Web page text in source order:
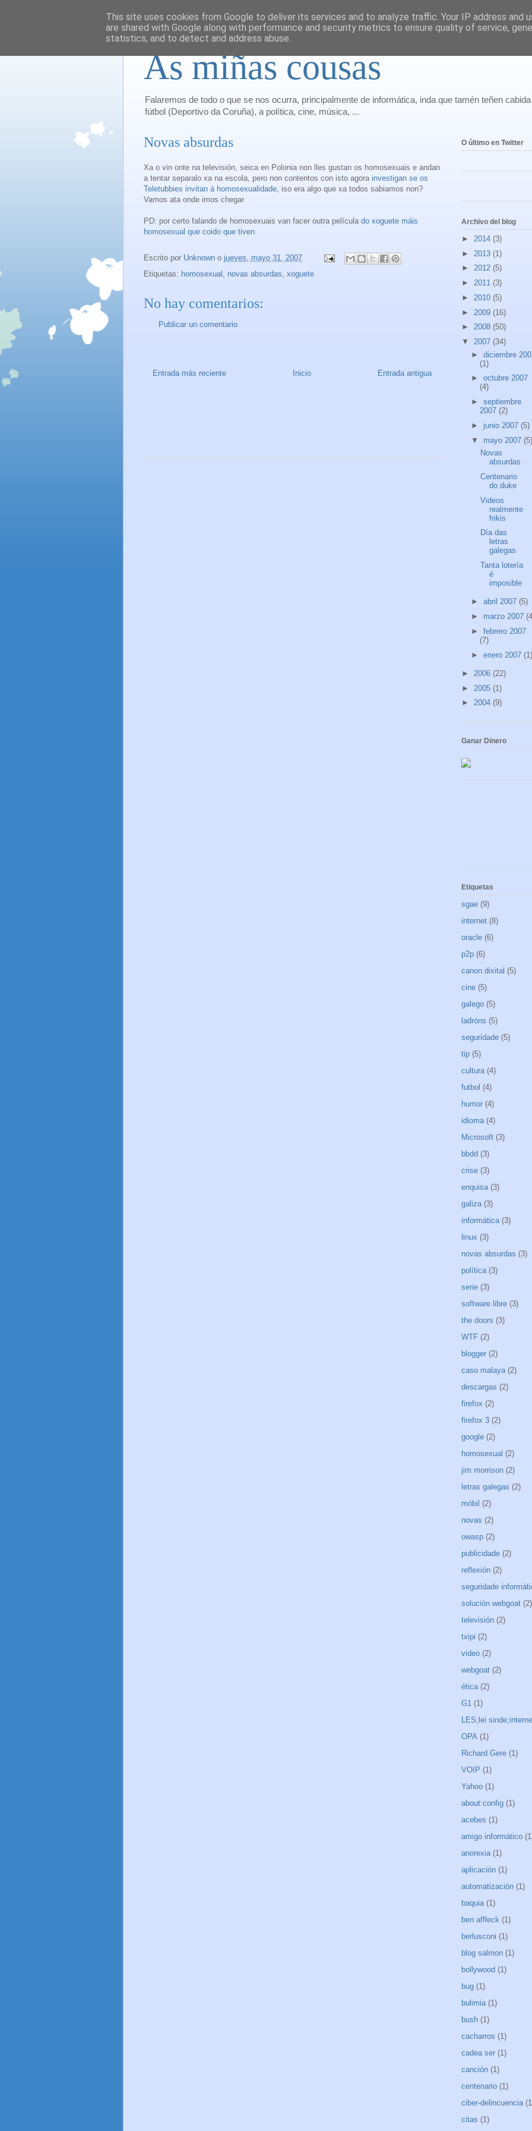
As miñas cousas
Falaremos de todo o que se nos ocurra, principalmente de informática, inda que tamén teñen
fútbol (Deportivo da Coruña), a política, cine, música, ...
Novas absurdas
Xa o vin onte na televisión, seica en Polonia non lles gustan os homosexuais e andan
a tentar separalo xa na escola, pero non contentos con isto agora investigan se os
Teletubbies invitan á homosexualidade , iso era algo que xa todos sabiamos non?
Vamos ata onde imos chegar
PD: por certo falando de homosexuais van facer outra película do xoguete máis
homosexual que coido que tiven
Escrito por Unknown o jueves, mayo 31, 2007
Etiquetas: homosexual novas absurdas xoguete
No hay comentarios:
Publicar un comentario
Entrada más reciente Entrada antigua
Inicio
O último en Twitter
Archivo del blog
► 2014 (3)
► 2013 (1)
► 2012 (5)
► 2011 (3)
► 2010 (5)
► 2009 (16)
► 2008 (50)
▼ 2007 (34)
► diciembre
(1)
► octubre 2007
(4)
► septiembre
2007 (2)
► junio 2007 (5)
▼ mayo 2007 (5)
Novas
absurdas
Centenario
do duke
Videos
realmente
frikis
Día das
letras
galegas
Tanta lotería
é
imposible
► abril 2007 (5)
► marzo 2007
► febrero 2007
(7)
► enero 2007 (1)
► 2006 (22)
► 2005 (1)
► 2004 (9)
Ganar Dinero
Etiquetas
sgae (9)
internet (8)
oracle (6)
p2p (6)
canon dixital (5)
cine (5)
galego (5)
ladróns (5)
seguridade (5)
tip (5)
cultura (4)
futbol (4)
humor (4)
idioma (4)
Microsoft (3)
bbdd (3)
crise (3)
enquisa (3)
galiza (3)
informática (3)
linux (3)
novas absurdas (3)
política (3)
serie (3)
software libre (3)
the doors (3)
WTF (2)
blogger (2)
caso malaya (2)
descargas (2)
firefox (2)
firefox 3 (2)
google (2)
homosexual (2)
jim morrison (2)
letras galegas (2)
móbil (2)
novas (2)
owasp (2)
publicidade (2)
reflexión (2)
seguridade
solución webgoat (2)
televisión (2)
txipi (2)
video (2)
webgoat (2)
ética (2)
G1 (1)
LES;lei
OPA (1)
Richard Gere (1)
VOIP (1)
Yahoo (1)
about:config (1)
acebes (1)
amigo informático
anorexia (1)
aplicación (1)
automatización (1)
baquia (1)
ben affleck (1)
berlusconi (1)
blog salmon (1)
bollywood (1)
bug (1)
bulimia (1)
bush (1)
cacharros (1)
cadea ser (1)
canción (1)
centenario (1)
ciber-delincuencia
citas (1)
This site uses cookies from Google to deliver its services and to analyze traffic. Your IP address and
are shared with Google along with performance and security metrics to ensure quality of service,
statistics, and to detect and address abuse.